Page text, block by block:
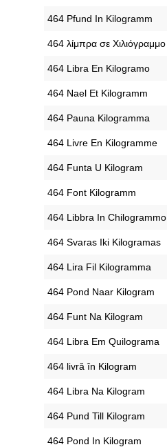
‎464 Pfund In Kilogramm
‎464 λίμπρα σε Χιλιόγραμμο
‎464 Libra En Kilogramo
‎464 Nael Et Kilogramm
‎464 Pauna Kilogramma
‎464 Livre En Kilogramme
‎464 Funta U Kilogram
‎464 Font Kilogramm
‎464 Libbra In Chilogrammo
‎464 Svaras Iki Kilogramas
‎464 Lira Fil Kilogramma
‎464 Pond Naar Kilogram
‎464 Funt Na Kilogram
‎464 Libra Em Quilograma
‎464 livră în Kilogram
‎464 Libra Na Kilogram
‎464 Pund Till Kilogram
‎464 Pond In Kilogram